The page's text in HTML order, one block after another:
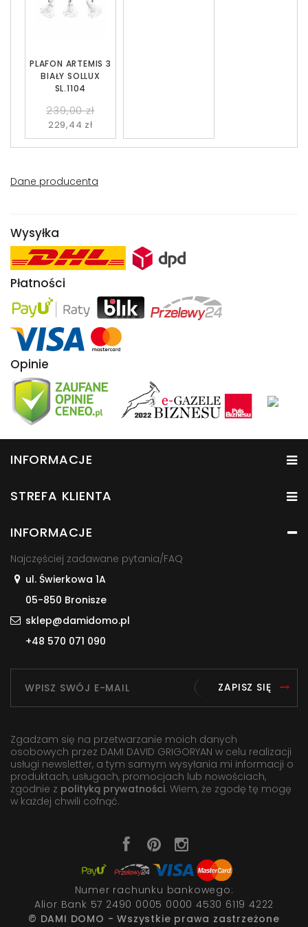
PLAFON ARTEMIS 3
BIAŁY SOLLUX
SL.1104
239,00 zł
229,44 zł
Dane producenta
Wysyłka
Płatności
Opinie
INFORMACJE
STREFA KLIENTA
INFORMACJE
Najczęściej zadawane pytania/FAQ
ul. Świerkowa 1A
05-850 Bronisze
sklep@damidomo.pl
+48 570 071 090
ZAPISZ SIĘ
Zgadzam się na przetwarzanie moich danych
osobowych przez DAMI DAVID GRIGORYAN w celu realizacji
usługi newsletter, a tym samym wysyłania mi informacji o
produktach, usługach, promocjach lub nowościach,
zgodnie z polityką prywatności. Wiem, że zgodę tę mogę
w każdej chwili cofnąć.
Numer rachunku bankowego:
Alior Bank 57 2490 0005 0000 4530 6119 4222
© DAMI DOMO - Wszystkie prawa zastrzeżone